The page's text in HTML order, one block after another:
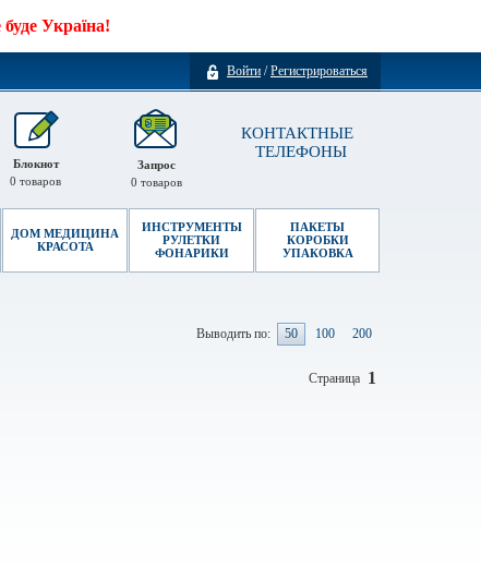
Україна!
Войти /Регистрироваться
КОНТАКТНЫЕ
ТЕЛЕФОНЫ
Запрос
0 товаров
Блокнот
0 товаров
ДОМ МЕДИЦИНА
КРАСОТА
ИНСТРУМЕНТЫ
РУЛЕТКИ
ФОНАРИКИ
ПАКЕТЫ
КОРОБКИ
УПАКОВКА
Выводить по: 50 100 200
1
Страница